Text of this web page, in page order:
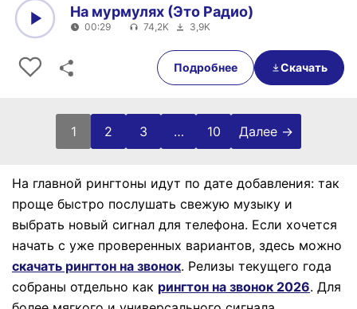
00:29
На мурмулях (Это Радио)
00:29 74,2K 3,9K
Подробнее Скачать
1 2 3 … 10 Далее →
На главной рингтоны идут по дате добавления: так
проще быстро послушать свежую музыку и
выбрать новый сигнал для телефона. Если хочется
начать с уже проверенных вариантов, здесь можно
скачать рингтон на звонок. Релизы текущего года
собраны отдельно как рингтон на звонок 2026. Для